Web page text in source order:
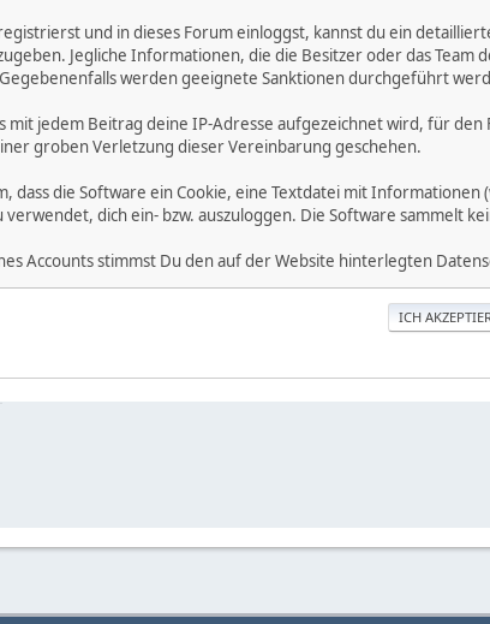
und in dieses Forum einloggst, kannst du ein
Jegliche Informationen, die die Besitzer oder das
werden geeignete Sanktionen durchgeführt
mit jedem Beitrag deine IP-Adresse aufgezeichnet wird, für
groben Verletzung dieser Vereinbarung geschehen.
dass die Software ein Cookie, eine Textdatei mit
verwendet, dich ein- bzw. auszuloggen. Die Software
Accounts stimmst Du den auf der Website hinterlegten